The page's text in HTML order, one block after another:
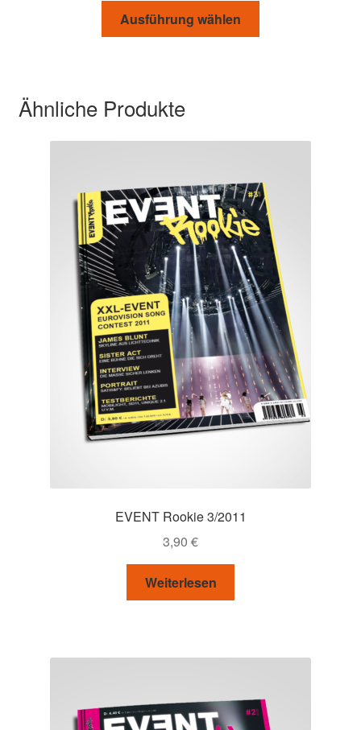
Ausführung wählen
Ähnliche Produkte
EVENT Rookie 3/2011
3,90 €
Weiterlesen